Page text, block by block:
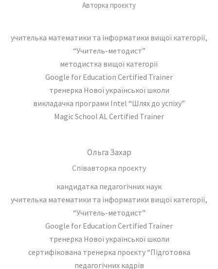
Авторка проєкту
учителька математики та інформатики вищої категорії,
“Учитель-методист”
методистка вищої категорії
Google for Education Certified Trainer
тренерка Нової української школи
викладачка програми Intel “Шлях до успіху”
Magic School AL Certified Trainer
Ольга Захар
Співавторка проєкту
кандидатка педагогічних наук
учителька математики та інформатики вищої категорії,
“Учитель-методист”
Google for Education Certified Trainer
тренерка Нової української школи
сертифікована тренерка проєкту “Підготовка
педагогічних кадрів